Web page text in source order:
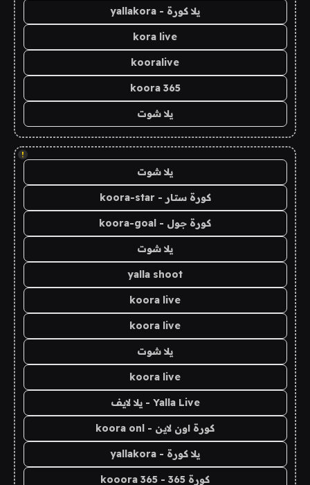
يلا كورة - yallakora
kora live
kooralive
koora 365
يلا شوت
!
يلا شوت
كورة ستار - koora-star
كورة جول - koora-goal
يلا شوت
yalla shoot
koora live
koora live
يلا شوت
koora live
Yalla Live - يلا لايف
كورة اون لاين - koora onl
يلا كورة - yallakora
كورة 365 - kooora 365